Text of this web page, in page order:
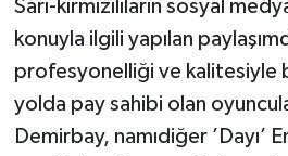
Sarı-kırmızılıların sosyal
konuyla ilgili yapılan
profesyonelliği ve kalitesiyle
yolda pay sahibi olan
Demirbay, namıdiğer ’Dayı’